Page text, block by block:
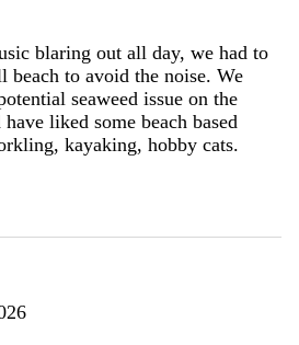
blaring out all day, we had to
beach to avoid the noise. We
seaweed issue on the
liked some beach based
kayaking, hobby cats.